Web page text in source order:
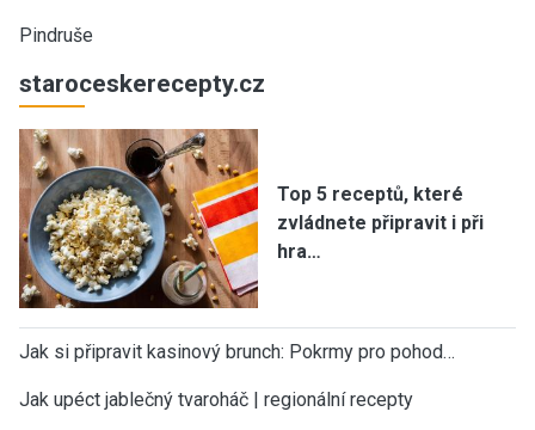
Pindruše
staroceskerecepty.cz
Top 5 receptů, které
zvládnete připravit i při
hra…
Jak si připravit kasinový brunch: Pokrmy pro pohod…
Jak upéct jablečný tvaroháč | regionální recepty